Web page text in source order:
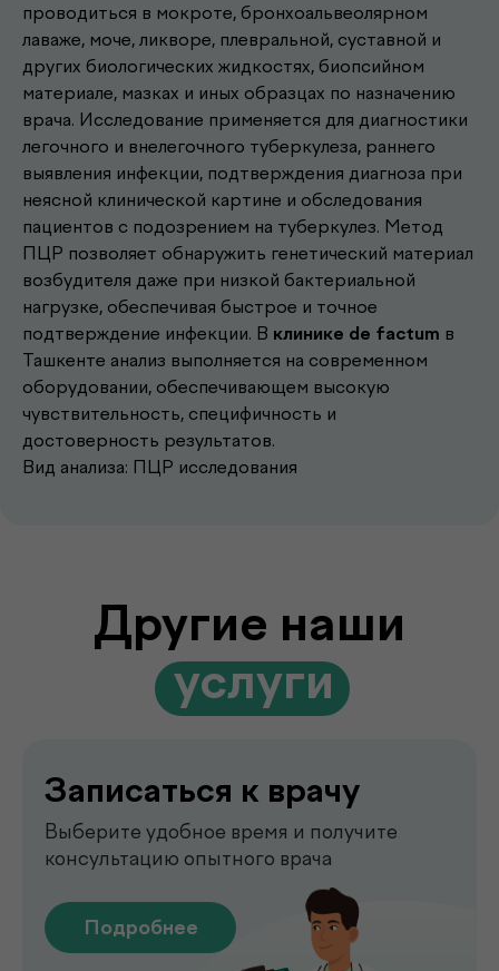
проводиться в мокроте, бронхоальвеолярном
лаваже, моче, ликворе, плевральной, суставной и
других биологических жидкостях, биопсийном
материале, мазках и иных образцах по назначению
врача. Исследование применяется для диагностики
легочного и внелегочного туберкулеза, раннего
выявления инфекции, подтверждения диагноза при
неясной клинической картине и обследования
пациентов с подозрением на туберкулез. Метод
ПЦР позволяет обнаружить генетический материал
возбудителя даже при низкой бактериальной
нагрузке, обеспечивая быстрое и точное
подтверждение инфекции. В клинике de factum в
Ташкенте анализ выполняется на современном
оборудовании, обеспечивающем высокую
чувствительность, специфичность и
достоверность результатов.
Вид анализа: ПЦР исследования
Другие наши
.услуги
Записаться к врачу
Выберите удобное время и получите
Выезд лаборатории
на дом
Забор анализов на дому удобно,
быстро и без посещения клиники